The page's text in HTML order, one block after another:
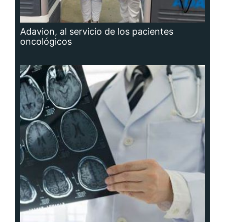
Adavion, al servicio de los pacientes
oncológicos